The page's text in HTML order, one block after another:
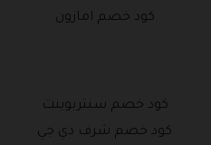
كود خصم امازون
كود خصم سنتربوينت
كود خصم شرف دي جي